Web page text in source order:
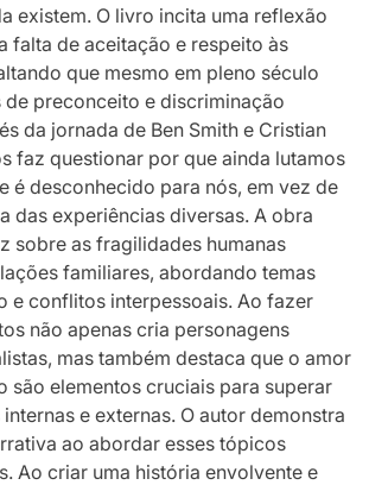
existem. O livro incita uma reflexão
falta de aceitação e respeito às
que mesmo em pleno século
de preconceito e discriminação
da jornada de Ben Smith e Cristian
faz questionar por que ainda lutamos
é desconhecido para nós, em vez de
das experiências diversas. A obra
sobre as fragilidades humanas
familiares, abordando temas
e conflitos interpessoais. Ao fazer
não apenas cria personagens
mas também destaca que o amor
são elementos cruciais para superar
e externas. O autor demonstra
ao abordar esses tópicos
Ao criar uma história envolvente e